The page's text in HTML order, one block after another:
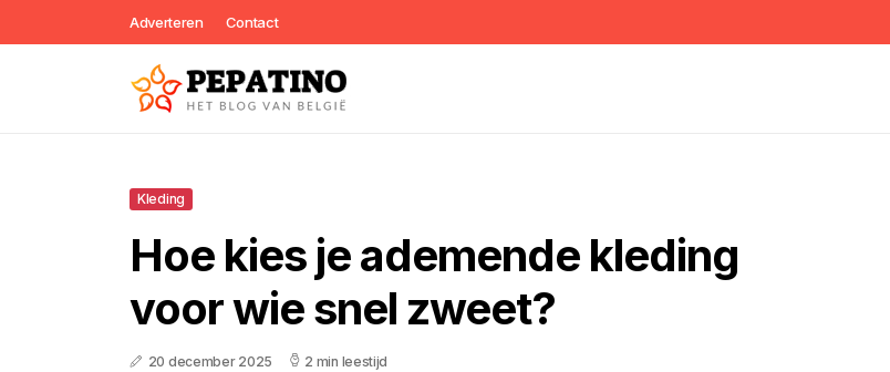
Adverteren Contact
Kleding
Hoe kies je ademende kleding
voor wie snel zweet?
20 december 2025 2 min leestijd